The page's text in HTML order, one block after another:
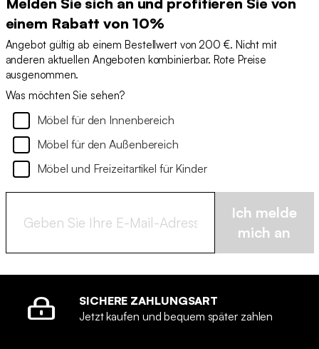
einem Rabatt von 10%
Angebot gültig ab einem Bestellwert von 200 €. Nicht mit
anderen aktuellen Angeboten kombinierbar. Rote Preise
ausgenommen.
Was möchten Sie sehen?
Möbel für den Innenbereich
Möbel für den Außenbereich
Möbel und Freizeitartikel für Kinder
Ich melde
mich an
SICHERE ZAHLUNGSART
Jetzt kaufen und bequem später zahlen